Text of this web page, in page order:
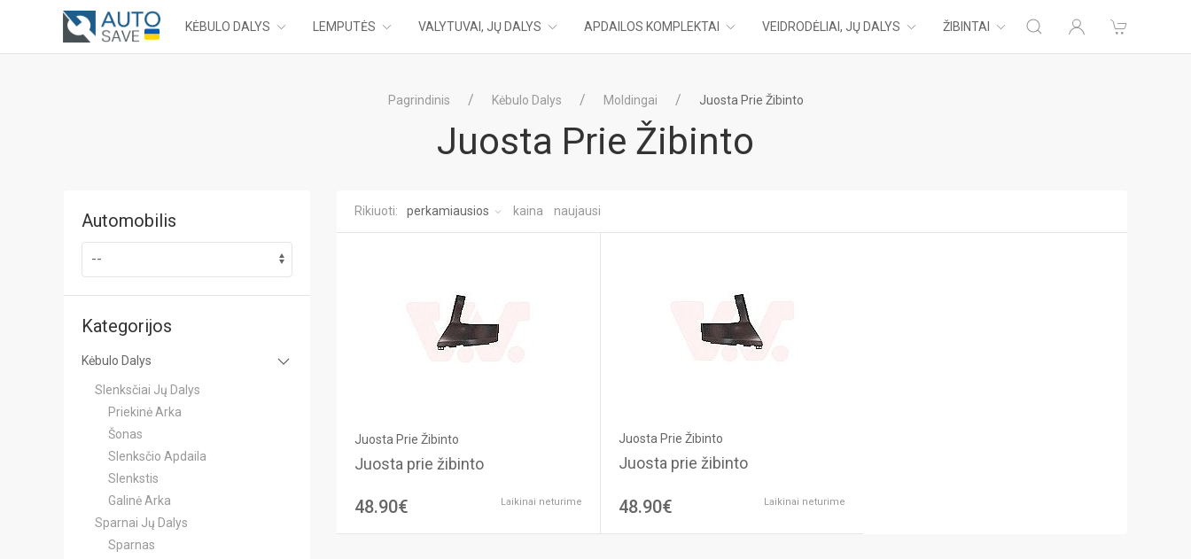
KĖBULO DALYS LEMPUTĖS VALYTUVAI, JŲ DALYS APDAILOS KOMPLEKTAI VEIDRODĖLIAI, JŲ DALYS ŽIBINTAI
Pagrindinis Kėbulo Dalys Moldingai Juosta Prie Žibinto
Juosta Prie Žibinto
Automobilis
Kategorijos
Kėbulo Dalys
Slenksčiai Jų Dalys
Priekinė Arka
Šonas
Slenksčio Apdaila
Slenkstis
Galinė Arka
Sparnai Jų Dalys
Sparnas
Rikiuoti: perkamiausios kaina naujausi
Juosta Prie Žibinto
Juosta prie žibinto
48.90€ Laikinai neturime
Juosta Prie Žibinto
Juosta prie žibinto
48.90€ Laikinai neturime